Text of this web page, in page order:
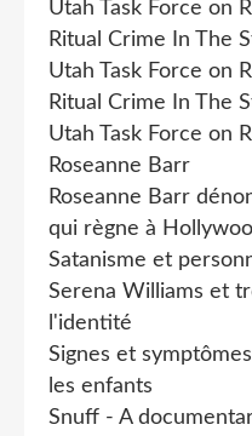
Utah Task Force on
Ritual Crime In The
Utah Task Force on
Ritual Crime In The
Utah Task Force on
Roseanne Barr
Roseanne Barr
qui règne à
Satanisme et
Serena Williams et
l'identité
Signes et
les enfants
Snuff - A